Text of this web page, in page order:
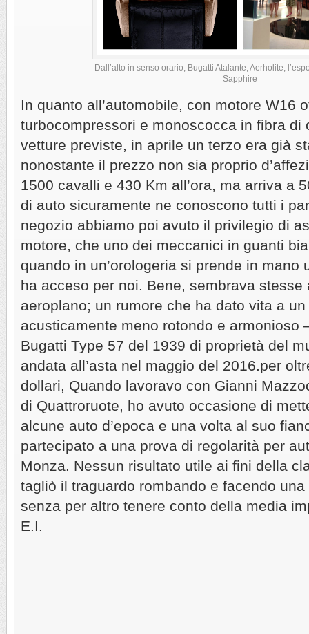
Dall’alto in senso orario, Bugatti Atalante, Aerholite,
Sapphire
In quanto all’automobile, con motore W16
turbocompressori e monoscocca in fibra di
vetture previste, in aprile un terzo era già
nonostante il prezzo non sia proprio
1500 cavalli e 430 Km all’ora, ma arriva a
di auto sicuramente ne conoscono tutti i
negozio abbiamo poi avuto il privilegio di
motore, che uno dei meccanici in guanti
quando in un’orologeria si prende in mano
ha acceso per noi. Bene, sembrava stesse
aeroplano; un rumore che ha dato vita a
acusticamente meno rotondo e armonioso
Bugatti Type 57 del 1939 di proprietà del
andata all’asta nel maggio del 2016.per
dollari, Quando lavoravo con Gianni
di Quattroruote, ho avuto occasione di
alcune auto d’epoca e una volta al suo
partecipato a una prova di regolarità per
Monza. Nessun risultato utile ai fini della
tagliò il traguardo rombando e facendo
senza per altro tenere conto della media
E.I.